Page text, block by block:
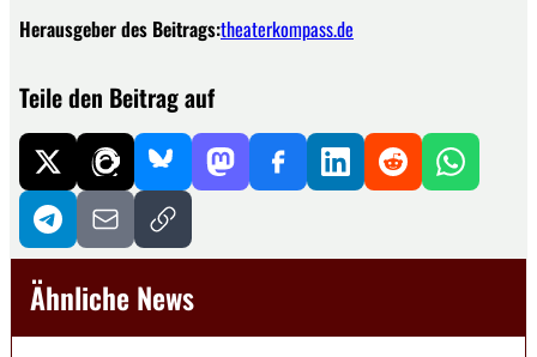
Herausgeber des Beitrags:theaterkompass.de
Teile den Beitrag auf
Ähnliche News